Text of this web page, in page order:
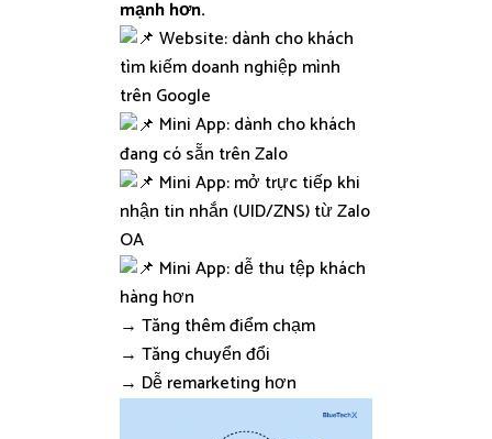
mạnh hơn.
Website: dành cho khách
tìm kiếm doanh nghiệp mình
trên Google
Mini App: dành cho khách
đang có sẵn trên Zalo
Mini App: mở trực tiếp khi
nhận tin nhắn (UID/ZNS) từ Zalo
OA
Mini App: dễ thu tệp khách
hàng hơn
→ Tăng thêm điểm chạm
→ Tăng chuyển đổi
→ Dễ remarketing hơn